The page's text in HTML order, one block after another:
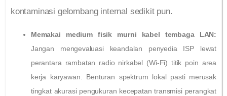
kontaminasi gelombang internal sedikit pun.
Memakai medium fisik murni kabel tembaga LAN:
Jangan mengevaluasi keandalan penyedia ISP lewat
perantara rambatan radio nirkabel (Wi-Fi) titik poin area
kerja karyawan. Benturan spektrum lokal pasti merusak
tingkat akurasi pengukuran kecepatan transmisi perangkat